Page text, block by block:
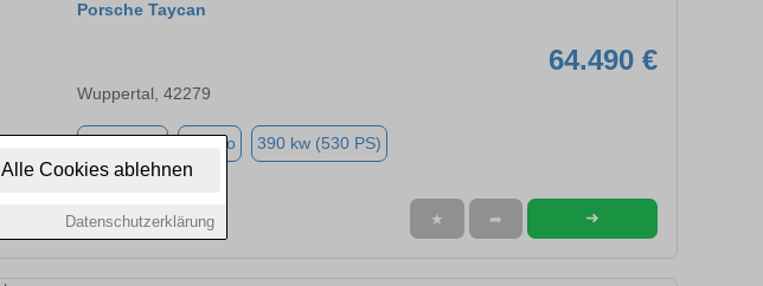
Alle Cookies ablehnen
Datenschutzerklärung
Porsche Taycan
64.490 €
Wuppertal, 42279
Elektro 390 kw (530 PS)
★ ➦ ➜